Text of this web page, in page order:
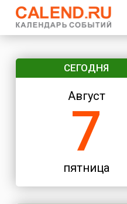
СЕГОДНЯ
Август
7
пятница